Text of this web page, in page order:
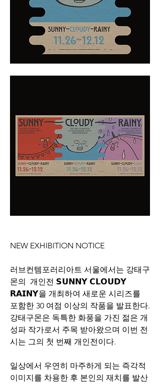
NEW EXHIBITION NOTICE
러브컨템포러리아트 서울에서는 강태구
몬의  개인전 𝗦𝗨𝗡𝗡𝗬 𝗖𝗟𝗢𝗨𝗗𝗬
𝗥𝗔𝗜𝗡𝗬을 개최하여 새로운 시리즈를
포함한 30 여점 이상의 작품을 발표한다.
강태구몬은 독특한 화풍을 가진 젊은 개
성파 작가로서 주목 받아왔으며 이번 전
시는 그의 첫 번째 개인전이다.
일상에서 우연히 마주하게 되는 즉각적
이미지를 차용한 후 본인의 재치를 발산